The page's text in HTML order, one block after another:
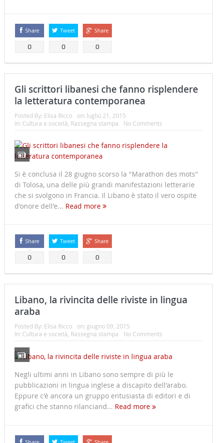
Share
0
Tweet
0
Share
0
Gli scrittori libanesi che fanno risplendere
la letteratura contemporanea
Posted By: Elisa Ricco on: luglio 21, 2015
In: Cultura e società Rassegna stampa No Comments
Si è conclusa il 28 giugno scorso la "Marathon des mots"
di Tolosa, una delle più grandi manifestazioni letterarie
che si svolgono in Francia. Il Libano è stato il vero ospite
d'onore dell'e... Read more
Share
0
Tweet
0
Share
0
Libano, la rivincita delle riviste in lingua
araba
Posted By: Elisa Ricco on: giugno 09, 2015
In: Cultura e società Rassegna stampa No Comments
Negli ultimi anni in Libano sono sempre di più le
pubblicazioni in lingua inglese a discapito dell'arabo.
Eppure c'è ancora un gruppo entusiasta di editori e di
grafici che stanno rilanciand... Read more